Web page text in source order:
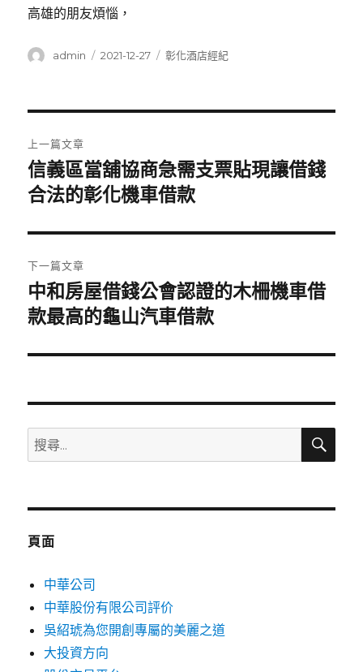
高雄的朋友煩惱，
作
admin
發
2021-12-27
分
彰化酒店經紀
章
導
覽
上一篇文章
上
一
文
章:
信義區當舖協商急需支票貼現讓借錢
合法的彰化機車借款
下一篇文章
下
一
文
中和房屋借錢公會認證的木柵機車借
款最高的龜山汽車借款
搜
尋
鍵
搜
頁面
中華公司
中華股份有限公司評价
吳紹琥為您開創專屬的美麗之道
大投資方向